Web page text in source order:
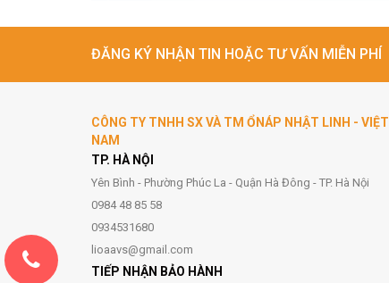
ĐĂNG KÝ NHẬN TIN HOẶC TƯ VẤN MIỄN PHÍ
CÔNG TY TNHH SX VÀ TM ỔNÁP NHẬT LINH - VIỆT
NAM
TP. HÀ NỘI
Yên Bình - Phường Phúc La - Quận Hà Đông - TP. Hà Nội
0984 48 85 58
0934531680
lioaavs@gmail.com
TIẾP NHẬN BẢO HÀNH